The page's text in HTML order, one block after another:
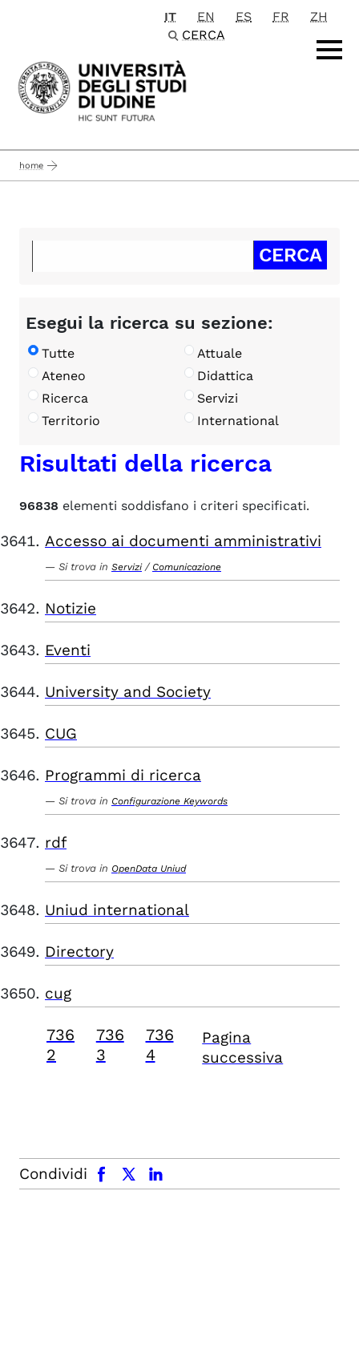
Passa al contenuto principale
IT EN ES FR
ZH
CERCA
home
Esegui la ricerca su sezione:
Tutte
Attuale
Ateneo
Didattica
Ricerca
Servizi
Territorio
International
Risultati della ricerca
96838 elementi soddisfano i criteri specificati.
Accesso ai documenti amministrativi
Si trova in Servizi / Comunicazione
Notizie
Eventi
University and Society
CUG
Programmi di ricerca
Si trova in Configurazione Keywords
rdf
Si trova in OpenData Uniud
Uniud international
Directory
cug
736
2
736
3
736
4
Pagina
successiva
Condividi
facebook x.com linkedin